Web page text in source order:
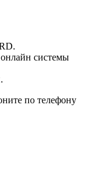
системы
по телефону